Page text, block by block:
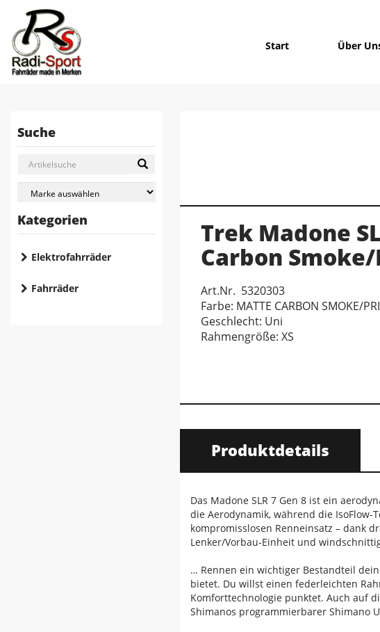
Start Über
Suche
Kategorien
Elektrofahrräder
Fahrräder
Trek Madone
Carbon
Art.Nr. 5320303
Farbe: MATTE CARBON SMOKE/
Geschlecht: Uni
Rahmengröße: XS
Produktdetails
Das Madone SLR 7 Gen 8 ist ein
die Aerodynamik, während die
kompromisslosen Renneinsatz – dank
Lenker/Vorbau-Einheit und
… Rennen ein wichtiger Bestandteil
bietet. Du willst einen federleichten
Komforttechnologie punktet. Auch auf
Shimanos programmierbarer Shimano